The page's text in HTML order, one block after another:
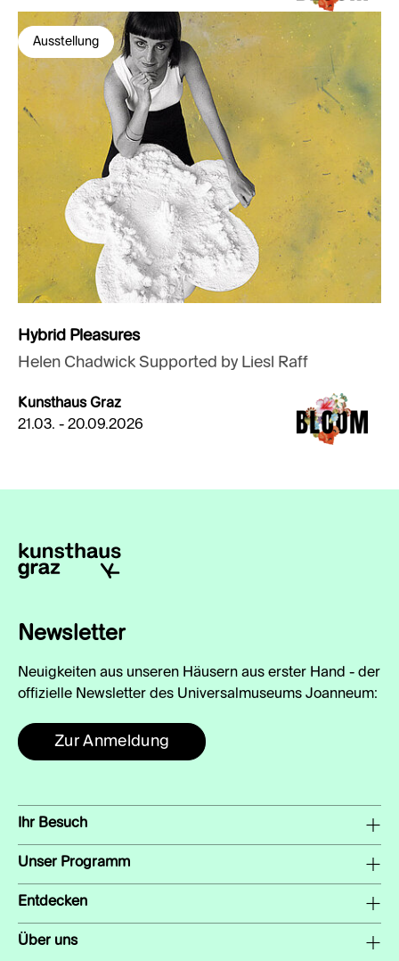
Ausstellung
Hybrid Pleasures
Helen Chadwick Supported by Liesl Raff
Kunsthaus Graz
21.03. - 20.09.2026
Newsletter
Neuigkeiten aus unseren Häusern aus erster Hand - der
offizielle Newsletter des Universalmuseums Joanneum:
Zur Anmeldung
Ihr Besuch
Unser Programm
Entdecken
Über uns